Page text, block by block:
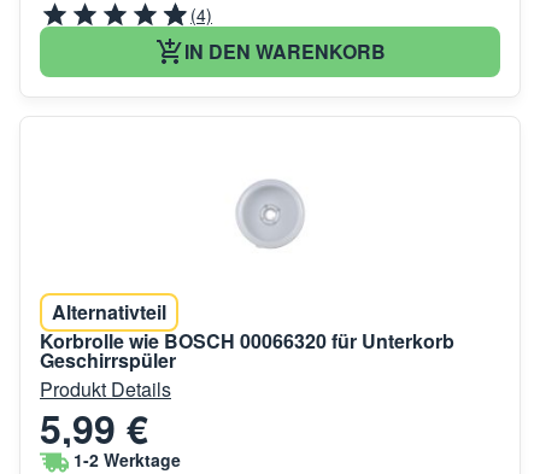
(4)
IN DEN WARENKORB
Alternativteil
Korbrolle wie BOSCH 00066320 für Unterkorb
Geschirrspüler
Produkt Details
5,99 €
1-2 Werktage